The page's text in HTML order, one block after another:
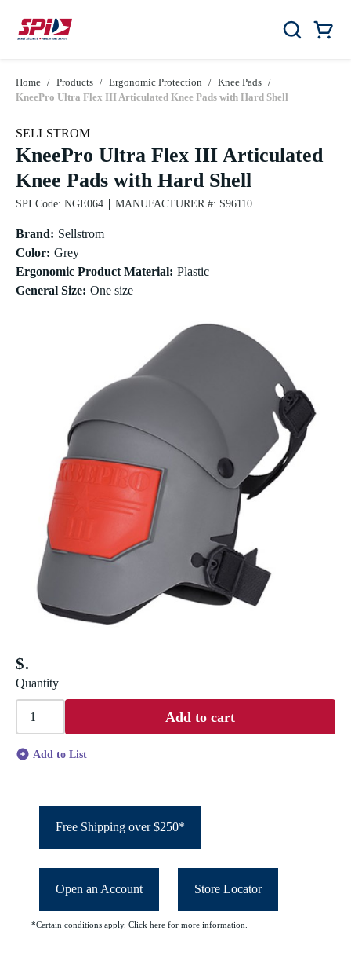
Skip to main content
Skip to menu
Skip to footer
Search
Home / Products / Ergonomic Protection / Knee Pads /
KneePro Ultra Flex III Articulated Knee Pads with Hard Shell
SELLSTROM
KneePro Ultra Flex III Articulated
Knee Pads with Hard Shell
SPI Code: NGE064 MANUFACTURER #: S96110
Brand: Sellstrom
Color: Grey
Ergonomic Product Material: Plastic
General Size: One size
$
Quantity
Add to cart
Add to List
Free Shipping over $250*
Open an Account Store Locator
*Certain conditions apply. Click here for more information.